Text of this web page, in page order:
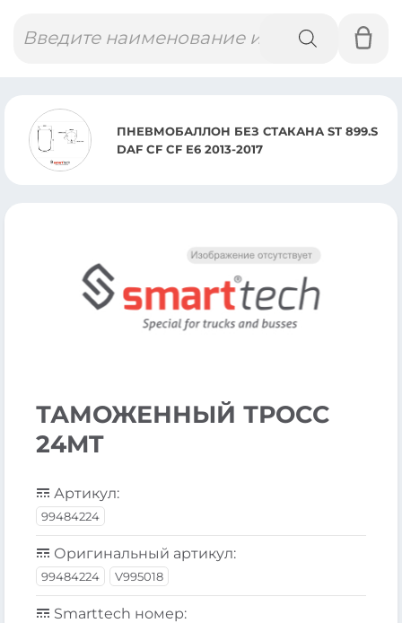
товаров
ПНЕВМОБАЛЛОН БЕЗ СТАКАНА ST 899.S
DAF CF CF E6 2013-2017
ТАМОЖЕННЫЙ ТРОСС
24MT
Артикул:
99484224
Оригинальный артикул:
99484224 V995018
Smarttech номер: